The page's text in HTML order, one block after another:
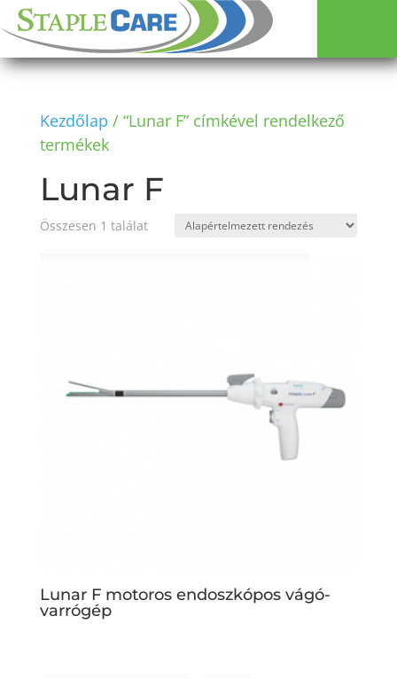
Kezdőlap / “Lunar F” címkével rendelkező
termékek
Lunar F
Összesen 1 találat
Lunar F motoros endoszkópos vágó-
varrógép